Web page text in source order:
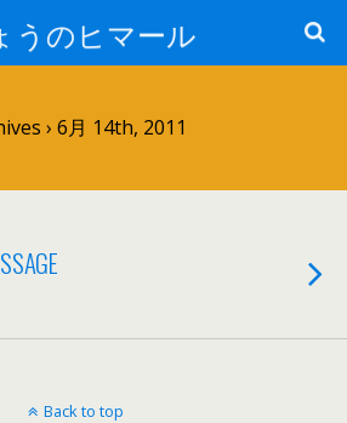
うのヒマール
› 6月 14th, 2011
Back to top